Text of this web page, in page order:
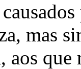
mas
aos